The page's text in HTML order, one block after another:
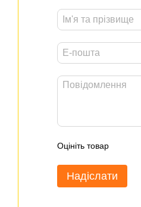
Оцініть товар
Надіслати